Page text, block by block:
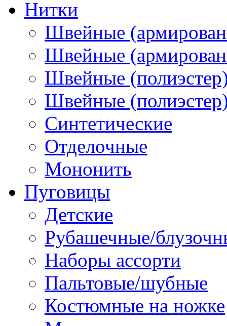
Нитки
Швейные
Швейные
Швейные
Швейные
Синтетические
Отделочные
Мононить
Пуговицы
Детские
Рубашечные/
Наборы ассорти
Пальтовые/шубные
Костюмные на ножке